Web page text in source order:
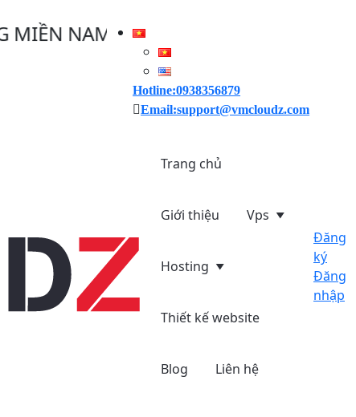
NAM 30/04/2025, VMCLOUDZ
Hotline:0938356879
Email:support@vmcloudz.com
Trang chủ
Giới thiệu Vps
Hosting
Thiết kế website
Blog Liên hệ
Đăng
ký
Đăng
nhập